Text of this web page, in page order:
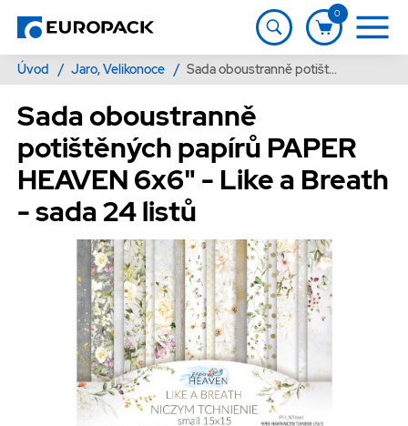
0
Úvod / Jaro, Velikonoce / Sada oboustranně potištěných papírů PAPER HEAVEN 6x6" - Like a Breath - sada 24 listů
Sada oboustranně
potištěných papírů PAPER
HEAVEN 6x6" - Like a Breath
- sada 24 listů